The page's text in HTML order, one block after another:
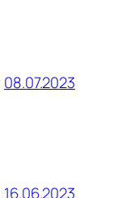
08.07.2023
16.06.2023